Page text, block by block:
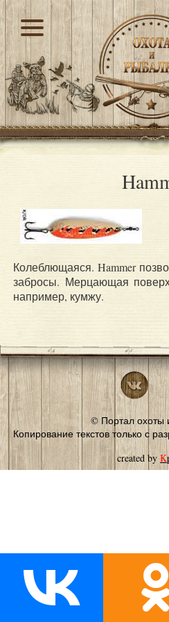
Колеблющаяся. Hammer
забросы. Мерцающая
например, кумжу.
© Портал охоты
Копирование текстов только с
created by K